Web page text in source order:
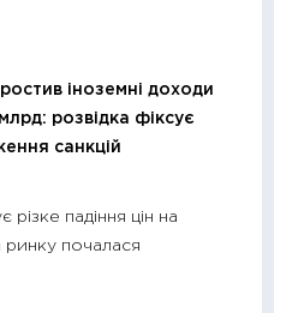
іноземні доходи
розвідка фіксує
санкцій
різке падіння цін на
ринку почалася